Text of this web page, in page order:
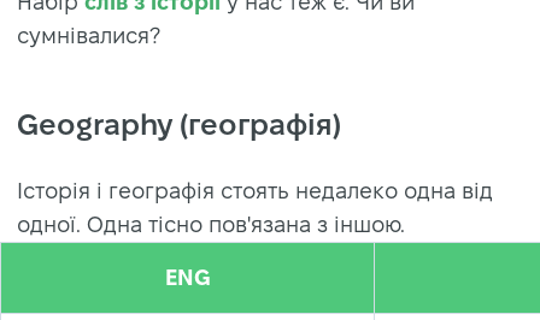
сумнівалися?
Geography (географія)
Історія і географія стоять недалеко одна від
одної. Одна тісно пов'язана з іншою.
ENG